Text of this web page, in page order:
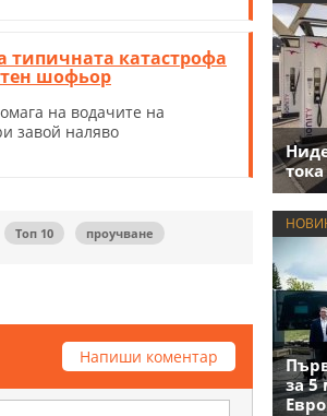
типичната катастрофа
шофьор
на водачите на
завой наляво
Топ 10 проучване
Напиши коментар
за 5